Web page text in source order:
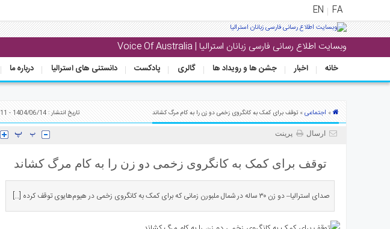
FA
EN
وبسایت اطلاع رسانی فارسی زبانان استرالیا | Voice Of Australia
خانه اخبار جشن ها و رویداد ها گالری پادکست دانستنی های استرالیا درباره ما
اصلی
خانه
» اجتماعی» توقف برای کمک به کانگروی زخمی دو زن را به کام مرگ کشاند تاریخ انتشار : 1404/06/14 - 6:11
ارسال پرینت
توقف برای کمک به کانگروی زخمی دو زن را به کام مرگ کشاند
صدای استرالیا– دو زن ۳۰ ساله در شمال ملبورن زمانی که برای کمک به کانگروی زخمی در هیوم‌هایوی توقف کرده […]